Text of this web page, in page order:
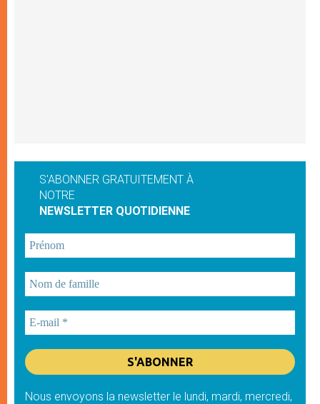
S'ABONNER GRATUITEMENT À
NOTRE
NEWSLETTER QUOTIDIENNE
Nous envoyons la newsletter le lundi, mardi, mercredi,